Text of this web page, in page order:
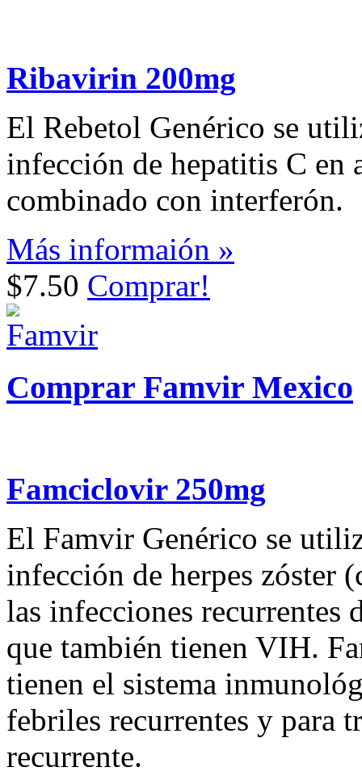
Ribavirin 200mg
El Rebetol Genérico se
infección de hepatitis C en
combinado con interferón.
Más informaión »
$7.50 Comprar!
Comprar Famvir Mexico
Famciclovir 250mg
El Famvir Genérico se
infección de herpes zóster
las infecciones recurrentes
que también tienen VIH.
tienen el sistema
febriles recurrentes y para
recurrente.